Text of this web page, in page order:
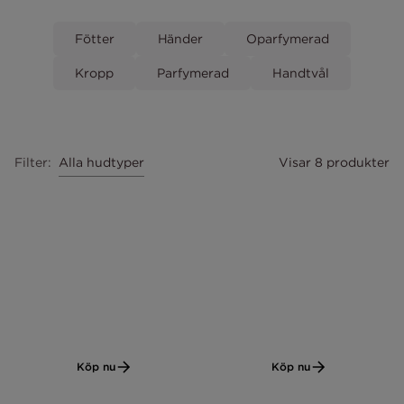
Fötter Händer Oparfymerad
Kropp Parfymerad Handtvål
Filter: Alla hudtyper Visar 8 produkter
Köp nu Köp nu